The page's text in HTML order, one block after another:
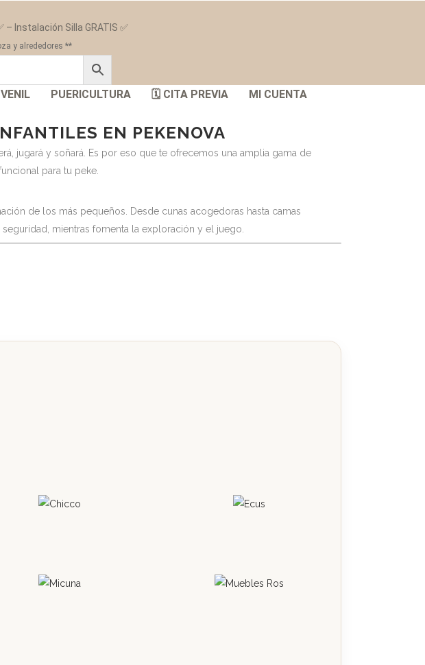
– Instalación Silla GRATIS ✅
y alrededores **
PUERICULTURA 🗓️ CITA PREVIA
MI CUENTA
EN PEKENOVA
jugará y soñará. Es por eso que te ofrecemos una amplia gama de
para tu peke.
de los más pequeños. Desde cunas acogedoras hasta camas
mientras fomenta la exploración y el juego.